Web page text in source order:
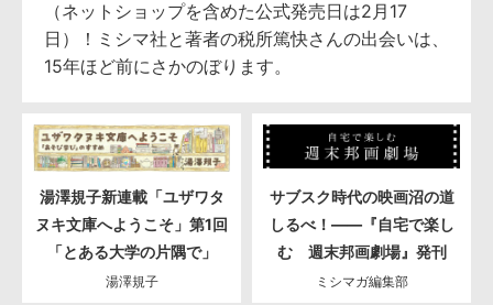
（ネットショップを含めた公式発売日は2月17
日）！ミシマ社と著者の税所篤快さんの出会いは、
15年ほど前にさかのぼります。
湯澤規子新連載「ユザワタ
ヌキ文庫へようこそ」第1回
「とある大学の片隅で」
湯澤規子
サブスク時代の映画沼の道
しるべ！――『自宅で楽し
む 週末邦画劇場』発刊
ミシマガ編集部